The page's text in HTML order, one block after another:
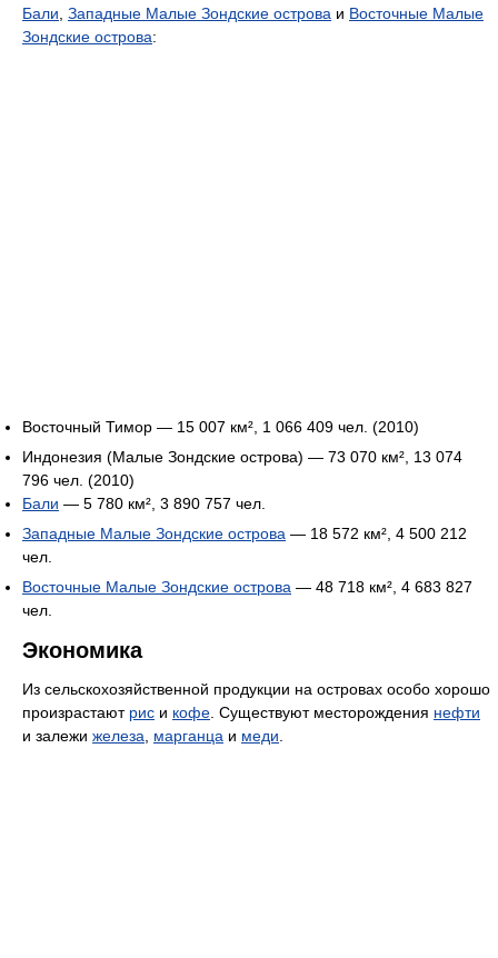
Бали Западные Малые Зондские острова и Восточные Малые
Зондские острова:
Восточный Тимор — 15 007 км², 1 066 409 чел. (2010)
Индонезия (Малые Зондские острова) — 73 070 км², 13 074
796 чел. (2010)
Бали — 5 780 км², 3 890 757 чел.
Западные Малые Зондские острова — 18 572 км², 4 500 212
чел.
Восточные Малые Зондские острова — 48 718 км², 4 683 827
чел.
Экономика
Из сельскохозяйственной продукции на островах особо хорошо
произрастают рис и кофе . Существуют месторождения нефти
и залежи железа марганца и меди